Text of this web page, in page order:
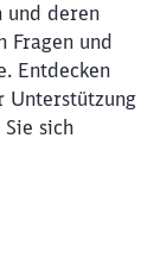
und deren
Fragen und
Entdecken
Unterstützung
sich